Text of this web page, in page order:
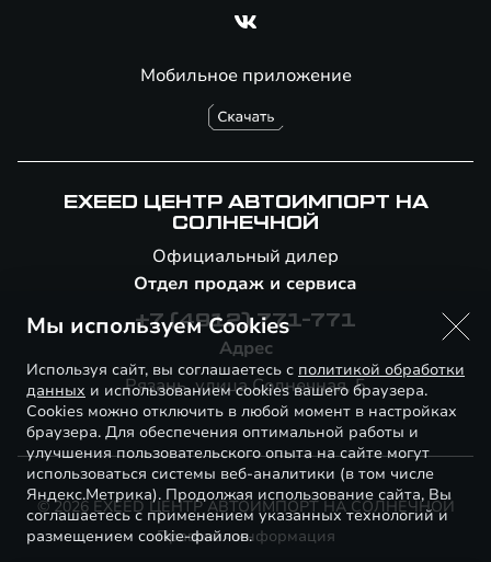
Мобильное приложение
EXEED ЦЕНТР АВТОИМПОРТ НА
СОЛНЕЧНОЙ
Официальный дилер
Отдел продаж и сервиса
+7 (4912) 771-771
Адрес
Рязань, улица Солнечная, 5
© 2026 EXEED ЦЕНТР АВТОИМПОРТ НА СОЛНЕЧНОЙ
Правовая информация
Мы используем Cookies
Используя сайт, вы соглашаетесь с политикой обработки
данных и использованием cookies вашего браузера.
Cookies можно отключить в любой момент в настройках
браузера. Для обеспечения оптимальной работы и
улучшения пользовательского опыта на сайте могут
использоваться системы веб-аналитики (в том числе
Яндекс.Метрика). Продолжая использование сайта, Вы
соглашаетесь с применением указанных технологий и
размещением cookie-файлов.